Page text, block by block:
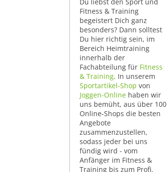
Fitness & Training
begeistert Dich ganz
besonders? Dann solltest
Du hier richtig sein, im
Bereich Heimtraining
innerhalb der
Fachabteilung für Fitness
& Training. In unserem
Sportartikel-Shop von
Joggen-Online haben wir
uns bemüht, aus über 100
Online-Shops die besten
Angebote
zusammenzustellen,
sodass jeder bei uns
fündig wird - vom
Anfänger im Fitness &
Training bis zum Profi.